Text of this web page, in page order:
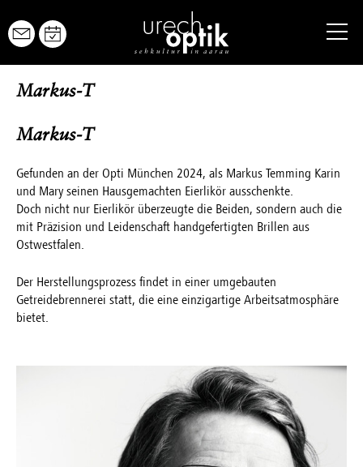
URECH YOUNG
KONTAKTLINSEN
AUGENGESUNDHEIT
SERVICE
Markus-T
Markus-T
Gefunden an der Opti München 2024, als Markus Temming Karin
und Mary seinen Hausgemachten Eierlikör ausschenkte.
Doch nicht nur Eierlikör überzeugte die Beiden, sondern auch die
mit Präzision und Leidenschaft handgefertigten Brillen aus
Ostwestfalen.
Der Herstellungsprozess findet in einer umgebauten
Getreidebrennerei statt, die eine einzigartige Arbeitsatmosphäre
bietet.